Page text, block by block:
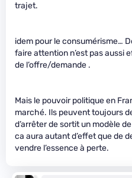
trajet.
idem pour le consumérisme…
faire attention n’est pas aussi
de l’offre/demande .
Mais le pouvoir politique en
marché. Ils peuvent toujours
d’arrêter de sortit un modèle
ca aura autant d’effet que de
vendre l’essence à perte.